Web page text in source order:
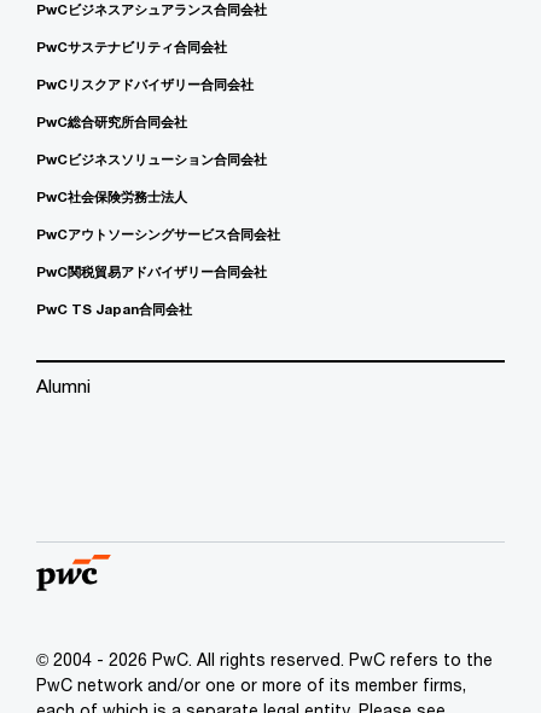
PwCビジネスアシュアランス合同会社
PwCサステナビリティ合同会社
PwCリスクアドバイザリー合同会社
PwC総合研究所合同会社
PwCビジネスソリューション合同会社
PwC社会保険労務士法人
PwCアウトソーシングサービス合同会社
PwC関税貿易アドバイザリー合同会社
PwC TS Japan合同会社
Alumni
© 2004 - 2026 PwC. All rights reserved. PwC refers to the
PwC network and/or one or more of its member firms,